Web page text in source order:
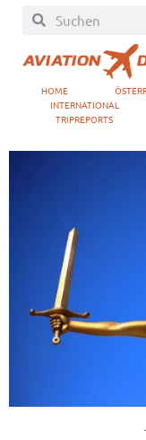
HOME
INTERNATIONAL
TRIPREPORTS